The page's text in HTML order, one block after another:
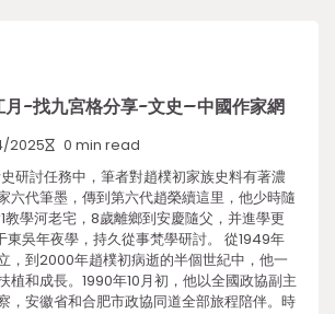
月-找九宮格分享-文史–中國作家網
2025 0 min read
研討任務中，筆者對趙樸初家族史料有著濃
六代筆墨，傳到第六代趙榮續這里，他少時隨
教學河老宅，8歲離鄉到安慶隨父，并進學更
東吳年夜學，持久從事梵學研討。 從1949年
，到2000年趙樸初病逝的半個世紀中，他一
植和成長。1990年10月初，他以全國政協副主
，安徽省和合肥市政協同道全部旅程陪伴。時